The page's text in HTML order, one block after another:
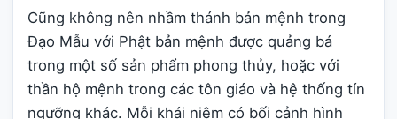
Cũng không nên nhầm thánh bản mệnh trong
Đạo Mẫu với Phật bản mệnh được quảng bá
trong một số sản phẩm phong thủy, hoặc với
thần hộ mệnh trong các tôn giáo và hệ thống tín
ngưỡng khác. Mỗi khái niệm có bối cảnh hình